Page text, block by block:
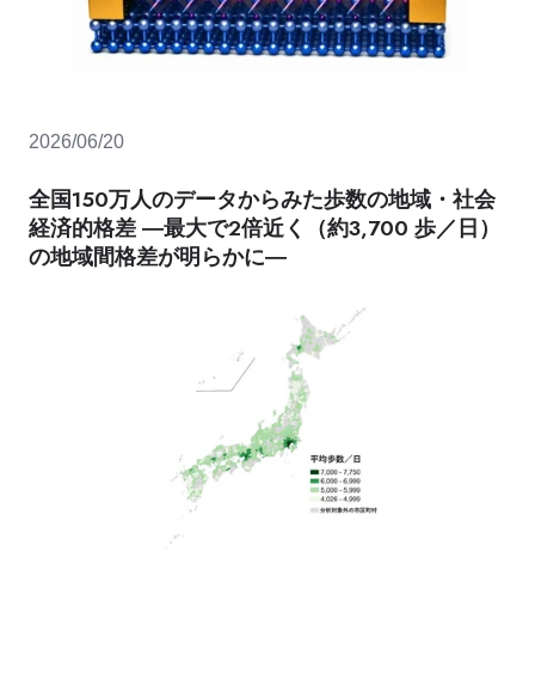
2026/06/20
全国150万人のデータからみた歩数の地域・社会
経済的格差 ―最大で2倍近く（約3,700 歩／日）
の地域間格差が明らかに―